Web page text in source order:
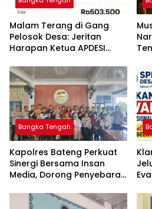
Malam Terang di Gang
Pelosok Desa: Jeritan
Harapan Ketua APDESI
Babel
Bangka Tengah
‎Kapolres Bateng Perkuat
Sinergi Bersama Insan
Media, Dorong Penyebaran
Layanan Polri 110